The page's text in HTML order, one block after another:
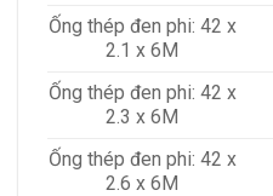
Ống thép đen phi: 42 x
2.1 x 6M
Ống thép đen phi: 42 x
2.3 x 6M
Ống thép đen phi: 42 x
2.6 x 6M